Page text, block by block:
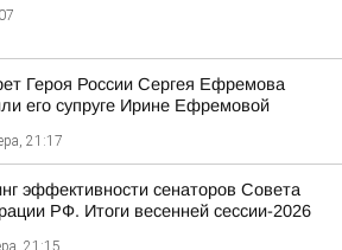
Героя России Сергея Ефремова
его супруге Ирине Ефремовой
21:17
эффективности сенаторов Совета
РФ. Итоги весенней сессии-2026
21:15